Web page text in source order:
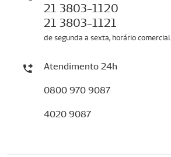
21 3803-1120
21 3803-1121
de segunda a sexta, horário comercial
Atendimento 24h
0800 970 9087
4020 9087